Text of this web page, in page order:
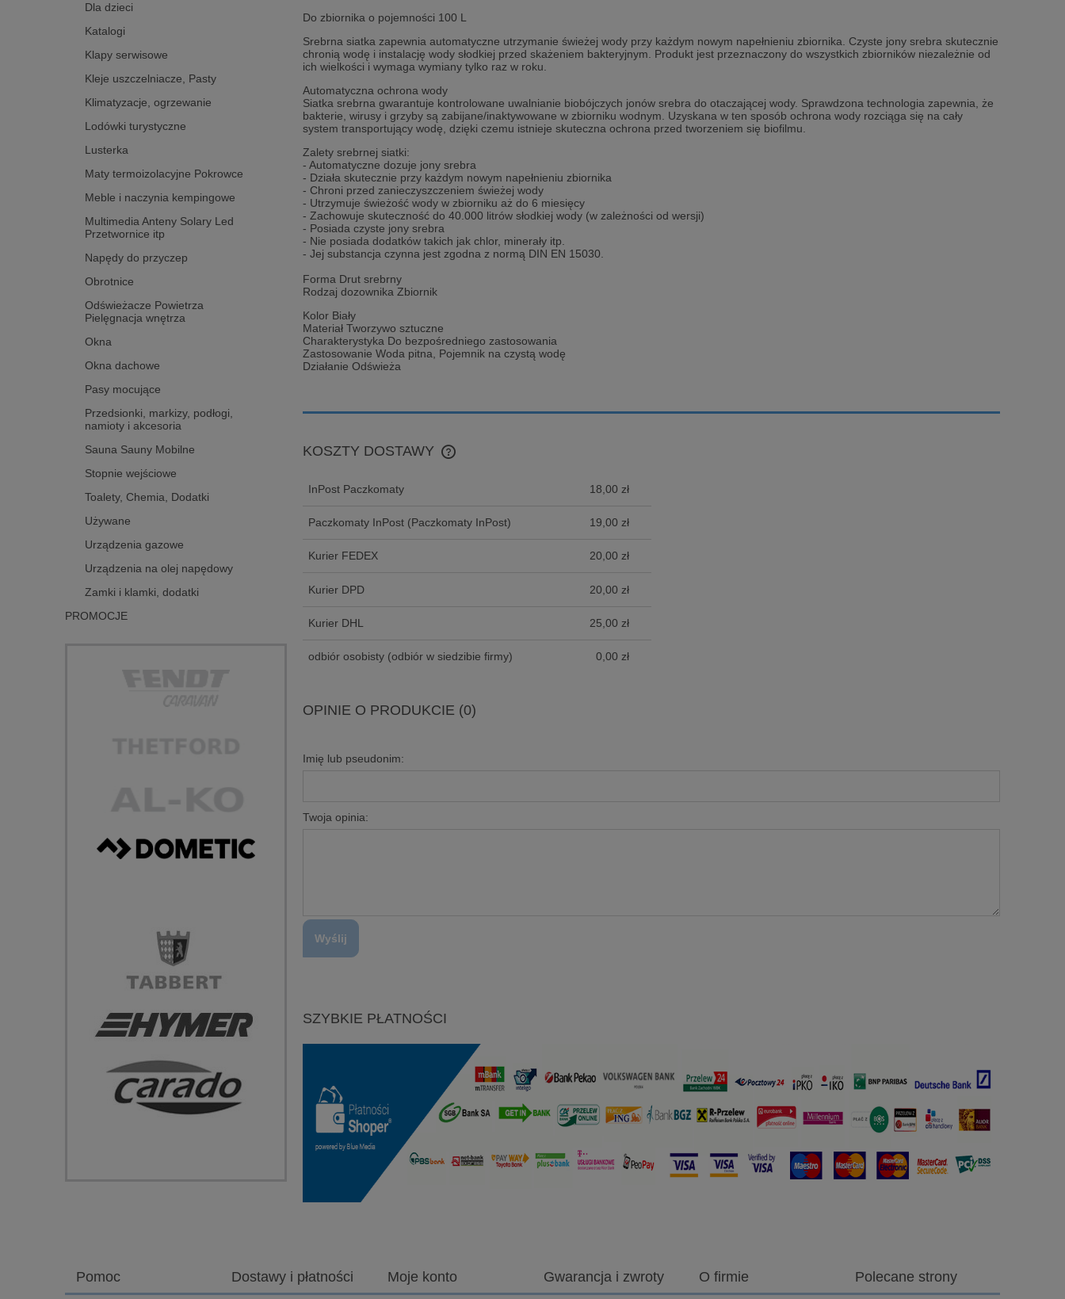
Dla dzieci
Katalogi
Klapy serwisowe
Kleje uszczelniacze, Pasty
Klimatyzacje, ogrzewanie
Lodówki turystyczne
Lusterka
Maty termoizolacyjne Pokrowce
Meble i naczynia kempingowe
Multimedia Anteny Solary Led
Przetwornice itp
Napędy do przyczep
Obrotnice
Odświeżacze Powietrza
Pielęgnacja wnętrza
Okna
Okna dachowe
Pasy mocujące
Przedsionki, markizy, podłogi,
namioty i akcesoria
Sauna Sauny Mobilne
Stopnie wejściowe
Toalety, Chemia, Dodatki
Używane
Urządzenia gazowe
Urządzenia na olej napędowy
Zamki i klamki, dodatki
PROMOCJE
Do zbiornika o pojemności 100 L
Srebrna siatka zapewnia automatyczne utrzymanie świeżej wody przy każdym nowym napełnieniu zbiornika. Czyste jony srebra skutecznie
chronią wodę i instalację wody słodkiej przed skażeniem bakteryjnym. Produkt jest przeznaczony do wszystkich zbiorników niezależnie od
ich wielkości i wymaga wymiany tylko raz w roku.
Automatyczna ochrona wody
Siatka srebrna gwarantuje kontrolowane uwalnianie biobójczych jonów srebra do otaczającej wody. Sprawdzona technologia zapewnia, że
bakterie, wirusy i grzyby są zabijane/inaktywowane w zbiorniku wodnym. Uzyskana w ten sposób ochrona wody rozciąga się na cały
system transportujący wodę, dzięki czemu istnieje skuteczna ochrona przed tworzeniem się biofilmu.
Zalety srebrnej siatki:
- Automatyczne dozuje jony srebra
- Działa skutecznie przy każdym nowym napełnieniu zbiornika
- Chroni przed zanieczyszczeniem świeżej wody
- Utrzymuje świeżość wody w zbiorniku aż do 6 miesięcy
- Zachowuje skuteczność do 40.000 litrów słodkiej wody (w zależności od wersji)
- Posiada czyste jony srebra
- Nie posiada dodatków takich jak chlor, minerały itp.
- Jej substancja czynna jest zgodna z normą DIN EN 15030.
Forma Drut srebrny
Rodzaj dozownika Zbiornik
Kolor Biały
Materiał Tworzywo sztuczne
Charakterystyka Do bezpośredniego zastosowania
Zastosowanie Woda pitna, Pojemnik na czystą wodę
Działanie Odświeża
KOSZTY DOSTAWY
CENA NIE ZAWIERA EWENTUALNYCH
InPost Paczkomaty 18,00 zł
Paczkomaty InPost (Paczkomaty InPost) 19,00 zł
Kurier FEDEX 20,00 zł
Kurier DPD 20,00 zł
Kurier DHL 25,00 zł
odbiór osobisty (odbiór w siedzibie firmy) 0,00 zł
OPINIE O PRODUKCIE (0)
Imię lub pseudonim:
Twoja opinia:
Wyślij
SZYBKIE PŁATNOŚCI
Pomoc Dostawy i płatności Moje konto Gwarancja i zwroty O firmie Polecane strony